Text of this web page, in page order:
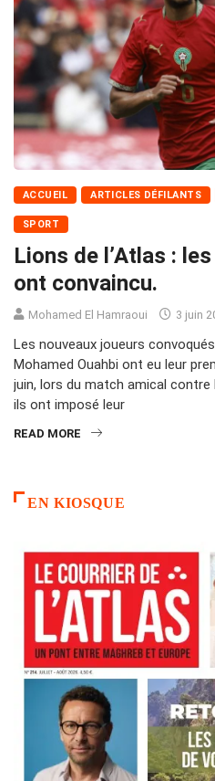
ACCUEIL ARTICLES DÉFILANTS
SPORT
Lions de l’Atlas :
ont convaincu.
Mohamed El Hamraoui 3 juin
Les nouveaux joueurs
Mohamed Ouahbi ont eu leur
juin, lors du match amical contre
ils ont imposé leur
READ MORE
EN KIOSQUE